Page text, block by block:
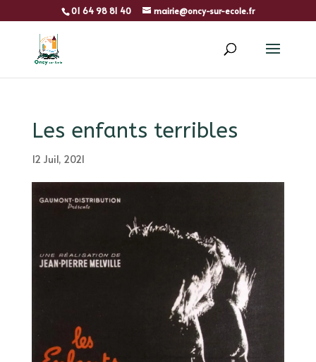
01 64 98 81 40 mairie@oncy-sur-ecole.fr
Les enfants terribles
12 Juil, 2021